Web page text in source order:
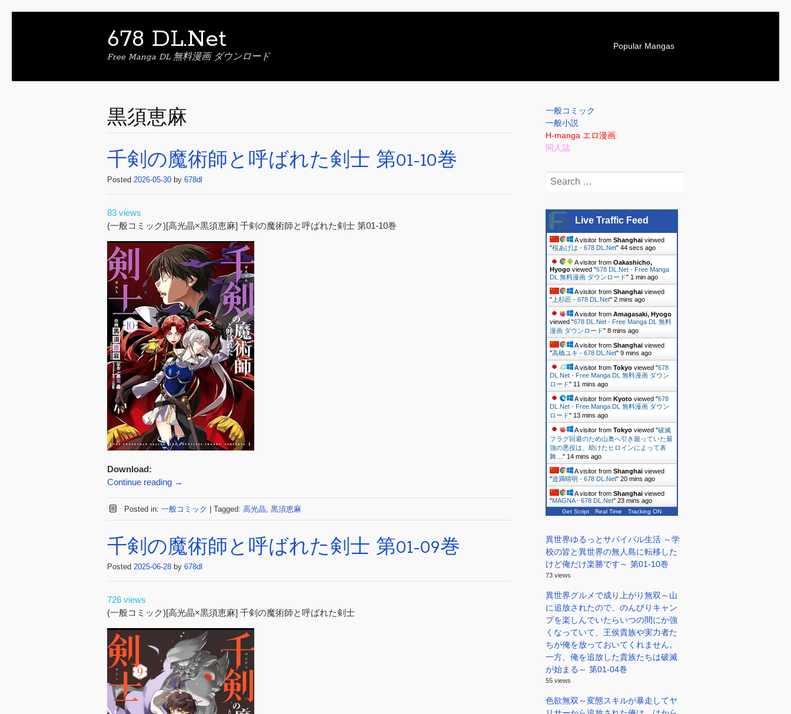
678 DL.Net
Free Manga DL 無料漫画 ダウンロード
S
p
o
Popular Mangas
黒須恵麻
千剣の魔術師と呼ばれた剣士 第01-10巻
Posted 2026-05-30 by 678dl
83 views
(一般コミック)[高光晶×黒須恵麻] 千剣の魔術師と呼ばれた剣士 第01-10巻
Download:
Continue reading →
Posted in: 一般コミック Tagged: 高光晶 黒須恵麻
千剣の魔術師と呼ばれた剣士 第01-09巻
Posted 2025-06-28 by 678dl
726 views
(一般コミック)[高光晶×黒須恵麻] 千剣の魔術師と呼ばれた剣士
一般コミック
一般小説
H-manga エロ漫画
同人誌
Search
Live Traffic Feed
A visitor from Shanghaiviewed
"桜あげは - 678 DL.Net" 45 secs ago
A visitor from Oakashicho,
Hyogoviewed "678 DL.Net - Free Manga
DL 無料漫画 ダウンロード" 1 min ago
A visitor from Shanghaiviewed
"上杉匠 - 678 DL.Net" 2 mins ago
A visitor from Amagasaki, Hyogo
viewed "678 DL.Net - Free Manga DL 無料
漫画 ダウンロード" 8 mins ago
A visitor from Shanghaiviewed
"高橋ユキ - 678 DL.Net" 9 mins ago
A visitor from Tokyoviewed "678
DL.Net - Free Manga DL 無料漫画 ダウン
ロード" 11 mins ago
A visitor from Kyotoviewed "678
DL.Net - Free Manga DL 無料漫画 ダウン
ロード" 13 mins ago
A visitor from Tokyoviewed "破滅
フラグ回避のため山奥へ引き籠っていた最
強の悪役は、助けたヒロインによって表
舞… " 14 mins ago
A visitor from Shanghaiviewed
"道満晴明 - 678 DL.Net" 20 mins ago
A visitor from Shanghaiviewed
"MAGNA - 678 DL.Net" 23 mins ago
Get Script Real Time Tracking ON
異世界ゆるっとサバイバル生活 ～学
校の皆と異世界の無人島に転移した
けど俺だけ楽勝です～ 第01-10巻
73 views
異世界グルメで成り上がり無双～山
に追放されたので、のんびりキャン
プを楽しんでいたらいつの間にか強
くなっていて、王侯貴族や実力者た
ちが俺を放っておいてくれません。
一方、俺を追放した貴族たちは破滅
が始まる～ 第01-04巻
55 views
色欲無双～変態スキルが暴走してヤ